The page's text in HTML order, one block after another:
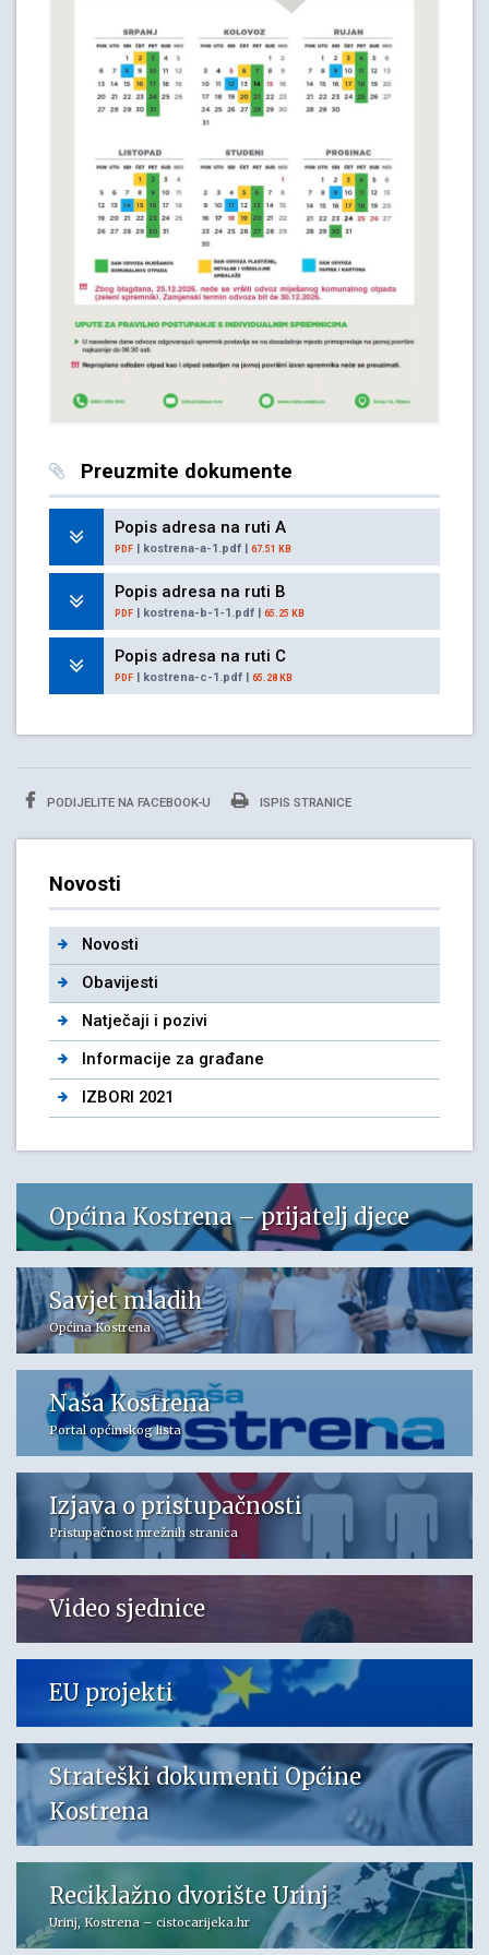
Preuzmite dokumente
Popis adresa na ruti A
PDF | kostrena-a-1.pdf | 67.51 KB
Popis adresa na ruti B
PDF | kostrena-b-1-1.pdf | 65.25 KB
Popis adresa na ruti C
PDF | kostrena-c-1.pdf | 65.28 KB
PODIJELITE NA FACEBOOK-U ISPIS STRANICE
Novosti
Novosti
Obavijesti
Natječaji i pozivi
Informacije za građane
IZBORI 2021
Općina Kostrena – prijatelj djece
Savjet mladih
Općina Kostrena
Naša Kostrena
Portal općinskog lista
Izjava o pristupačnosti
Pristupačnost mrežnih stranica
Video sjednice
EU projekti
Strateški dokumenti Općine
Kostrena
Reciklažno dvorište Urinj
Urinj, Kostrena – cistocarijeka.hr